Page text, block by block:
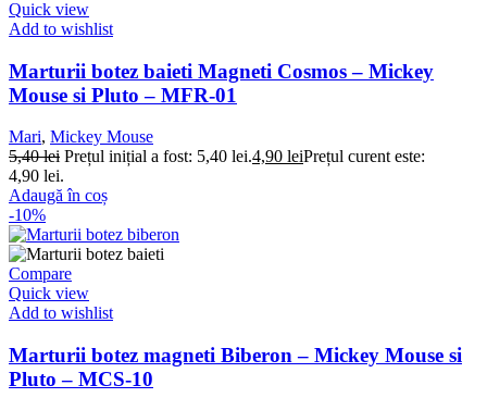
Quick view
Add to wishlist
Marturii botez baieti Magneti Cosmos – Mickey
Mouse si Pluto – MFR-01
Mari, Mickey Mouse
5,40lei Prețul inițial a fost: 5,40 lei.4,90 leiPrețul curent este:
4,90 lei.
Adaugă în coș
-10%
Compare
Quick view
Add to wishlist
Marturii botez magneti Biberon – Mickey Mouse si
Pluto – MCS-10